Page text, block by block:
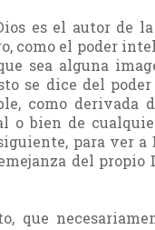
es el autor de
como el poder
sea alguna
se dice del
como derivada
o bien de
para ver a
del propio
que